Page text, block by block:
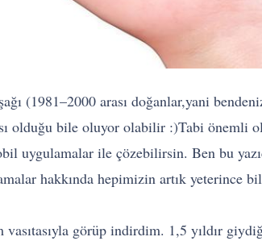
(1981–2000 arası doğanlar,yani
olduğu bile oluyor olabilir :)Tabi önemli
uygulamalar ile çözebilirsin. Ben bu
hakkında hepimizin artık yeterince
görüp indirdim. 1,5 yıldır